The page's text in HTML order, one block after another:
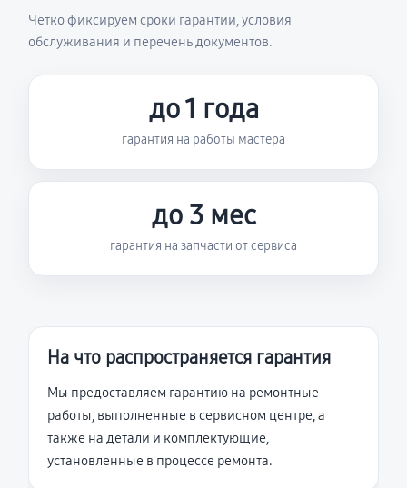
Четко фиксируем сроки гарантии, условия
обслуживания и перечень документов.
до 1 года
гарантия на работы мастера
до 3 мес
гарантия на запчасти от сервиса
На что распространяется гарантия
Мы предоставляем гарантию на ремонтные
работы, выполненные в сервисном центре, а
также на детали и комплектующие,
установленные в процессе ремонта.